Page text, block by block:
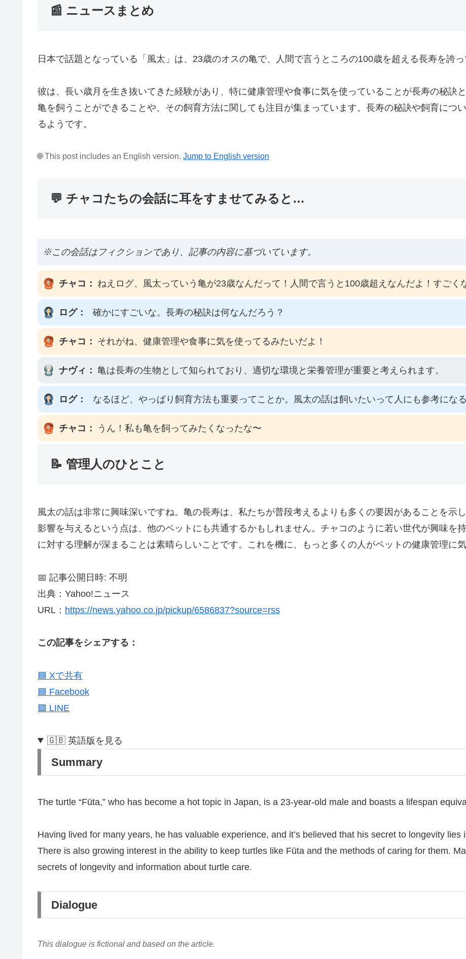
📰 ニュースまとめ
日本で話題となっている「風太」は、23歳のオスの亀で、人間で言うところの100歳を超える長寿を誇っ
彼は、長い歳月を生き抜いてきた経験があり、特に健康管理や食事に気を使っていることが長寿の秘訣
亀を飼うことができることや、その飼育方法に関しても注目が集まっています。長寿の秘訣や飼育につ
るようです。
🌐 This post includes an English version. Jump to English version
💬 チャコたちの会話に耳をすませてみると…
※この会話はフィクションであり、記事の内容に基づいています。
チャコ： ねえログ、風太っていう亀が23歳なんだって！人間で言うと100歳超えなんだよ！すごく
ログ： 確かにすごいな。長寿の秘訣は何なんだろう？
チャコ： それがね、健康管理や食事に気を使ってるみたいだよ！
ナヴィ： 亀は長寿の生物として知られており、適切な環境と栄養管理が重要と考えられます。
ログ： なるほど、やっぱり飼育方法も重要ってことか。風太の話は飼いたいって人にも参考になる
チャコ： うん！私も亀を飼ってみたくなったな〜
📝 管理人のひとこと
風太の話は非常に興味深いですね。亀の長寿は、私たちが普段考えるよりも多くの要因があることを示
影響を与えるという点は、他のペットにも共通するかもしれません。チャコのように若い世代が興味を
に対する理解が深まることは素晴らしいことです。これを機に、もっと多くの人がペットの健康管理に
📅 記事公開日時: 不明
出典：Yahoo!ニュース
URL： https://news.yahoo.co.jp/pickup/6586837?source=rss
この記事をシェアする：
🟦 Xで共有
🟦 Facebook
🟩 LINE
🇬🇧 英語版を見る
Summary
The turtle “Fūta,” who has become a hot topic in Japan, is a 23-year-old male and boasts a lifespan
Having lived for many years, he has valuable experience, and it’s believed that his secret to longevity
There is also growing interest in the ability to keep turtles like Fūta and the methods of caring for them.
secrets of longevity and information about turtle care.
Dialogue
This dialogue is fictional and based on the article.